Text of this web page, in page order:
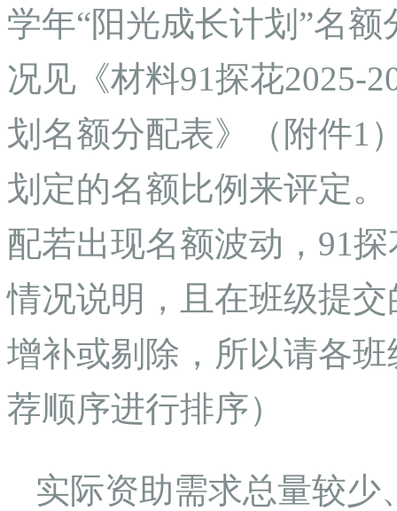
学年“阳光成长计划”名
况见《材料91探花2025-
划名额分配表》（附件1
划定的名额比例来评定
配若出现名额波动，91
情况说明，且在班级提
增补或剔除，所以请各
荐顺序进行排序）
实际资助需求总量较